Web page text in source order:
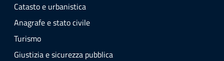
Catasto e urbanistica
Anagrafe e stato civile
Turismo
Giustizia e sicurezza pubblica